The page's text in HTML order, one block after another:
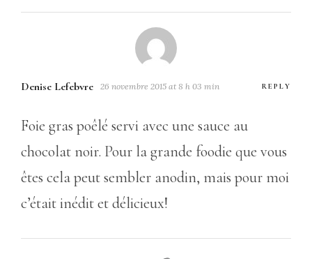
Denise Lefebvre 26 novembre 2015 at 8 h 03 min REPLY
Foie gras poêlé servi avec une sauce au
chocolat noir. Pour la grande foodie que vous
êtes cela peut sembler anodin, mais pour moi
c’était inédit et délicieux!